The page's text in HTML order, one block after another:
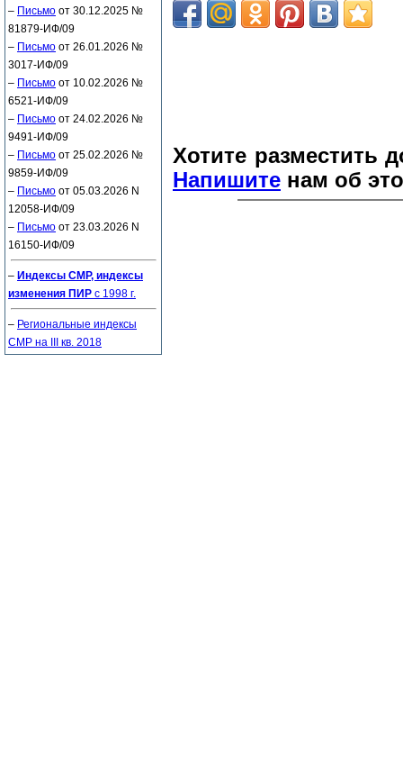
– Письмо от 30.12.2025 №
81879-ИФ/09
– Письмо от 26.01.2026 №
3017-ИФ/09
– Письмо от 10.02.2026 №
6521-ИФ/09
– Письмо от 24.02.2026 №
9491-ИФ/09
– Письмо от 25.02.2026 №
9859-ИФ/09
– Письмо от 05.03.2026 N
12058-ИФ/09
– Письмо от 23.03.2026 N
16150-ИФ/09
– Индексы СМР, индексы
изменения ПИР с 1998 г.
– Региональные индексы
СМР на III кв. 2018
Хотите разместить
Напишите нам об